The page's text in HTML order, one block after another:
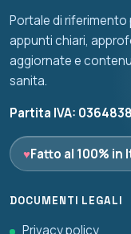
Portale di riferimento
appunti chiari,
aggiornate e
sanita.
Partita IVA:
♥Fatto al 100% in
DOCUMENTI LEGALI
Privacy policy